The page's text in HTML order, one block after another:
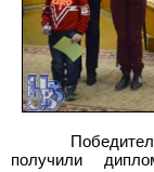
получили